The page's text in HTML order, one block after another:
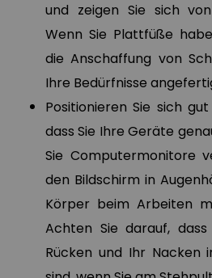
und zeigen Sie sich
Wenn Sie Plattfüße
die Anschaffung von
Ihre Bedürfnisse
Positionieren Sie sich
dass Sie Ihre Geräte
Sie Computermonitore
den Bildschirm in
Körper beim Arbeiten
Achten Sie darauf,
Rücken und Ihr Nacken